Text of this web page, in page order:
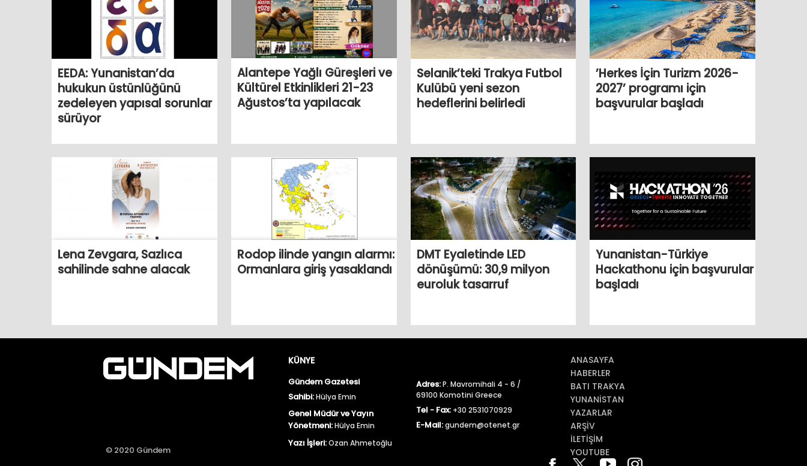
EEDA: Yunanistan’da
hukukun üstünlüğünü
zedeleyen yapısal sorunlar
sürüyor
Alantepe Yağlı Güreşleri ve
Kültürel Etkinlikleri 21-23
Ağustos’ta yapılacak
Selanik’teki Trakya Futbol
Kulübü yeni sezon
hedeflerini belirledi
’Herkes İçin Turizm 2026-
2027’ programı için
başvurular başladı
Lena Zevgara, Sazlıca
sahilinde sahne alacak
Rodop ilinde yangın alarmı:
Ormanlara giriş yasaklandı
DMT Eyaletinde LED
dönüşümü: 30,9 milyon
euroluk tasarruf
Yunanistan-Türkiye
Hackathonu için başvurular
başladı
© 2020 Gündem
KÜNYE
Gündem Gazetesi
Sahibi:Hülya Emin
Genel Müdür ve Yayın
Yönetmeni:Hülya Emin
Yazı İşleri:Ozan Ahmetoğlu
Adres:P. Mavromihali 4 - 6 /
69100 Komotini Greece
Tel - Fax: +30 2531070929
E-Mail:gundem@otenet.gr
ANASAYFA
HABERLER
BATI TRAKYA
YUNANİSTAN
YAZARLAR
ARŞİV
İLETİŞİM
YOUTUBE